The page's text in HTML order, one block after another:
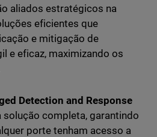
aliados estratégicos na
eficientes que
e mitigação de
e eficaz, maximizando os
Detection and Response
solução completa, garantindo
porte tenham acesso a